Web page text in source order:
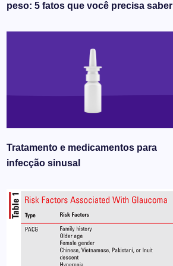
peso: 5 fatos que você precisa saber
Tratamento e medicamentos para
infecção sinusal